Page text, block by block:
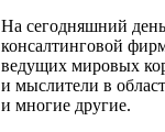
На сегодняшний
консалтинговой
ведущих мировых
и мыслители в
и многие другие.